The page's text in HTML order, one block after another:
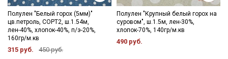
Полулен "Белый горох (5мм)"
цв.петроль, СОРТ2, ш.1.54м,
лен-40%, хлопок-40%, п/э-20%,
160гр/м.кв
315 руб. 450 руб.
Полулен "Крупный белый горох на
суровом", ш.1.5м, лен-30%,
хлопок-70%, 140гр/м.кв
490 руб.